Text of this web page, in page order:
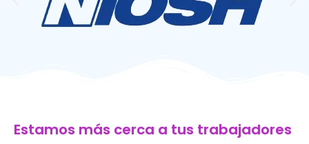
Estamos más cerca a tus trabajadores